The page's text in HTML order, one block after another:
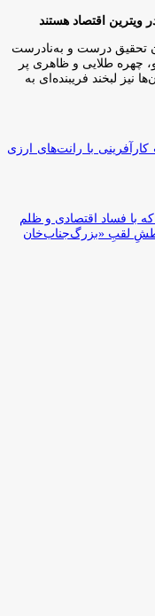
ویترین اقتصاد هستند
تحقیق درست و به‌نادرست
چهره طلایی و ظاهری پر
نیز لبخند فریبنده‌ای به
با رانت‌های ارزی
با فساد اقتصادی و ظلم
لقبِ «بزرگ‌جناب‌خان